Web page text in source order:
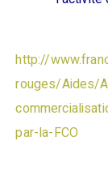
http://
rouges/Aides/
par-la-FCO